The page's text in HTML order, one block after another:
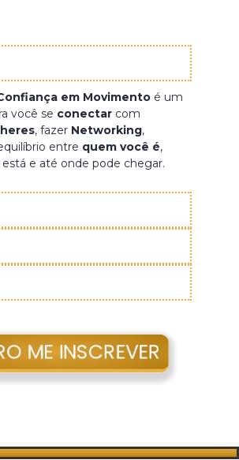
Frequentes
em Movimento é um
você se conectar com
, fazer Networking,
entre quem você é,
e até onde pode chegar.
ME INSCREVER